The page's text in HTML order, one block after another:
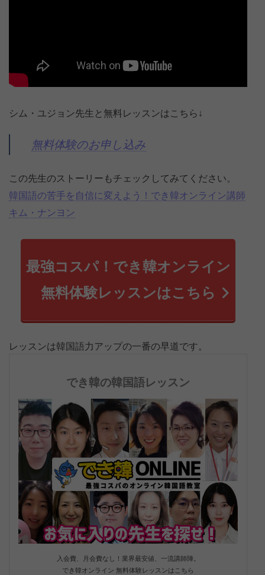
シム・ユジョン先生と無料レッスンはこちら↓
無料体験のお申し込み
この先生のストーリーもチェックしてみてください。
韓国語の苦手を自信に変えよう！でき韓オンライン講師
キム・ナンヨン
最強コスパ！でき韓オンライン
無料体験レッスンはこちら
レッスンは韓国語力アップの一番の早道です。
でき韓の韓国語レッスン
入会費、月会費なし！業界最安値、一流講師陣。
でき韓オンライン 無料体験レッスンはこちら